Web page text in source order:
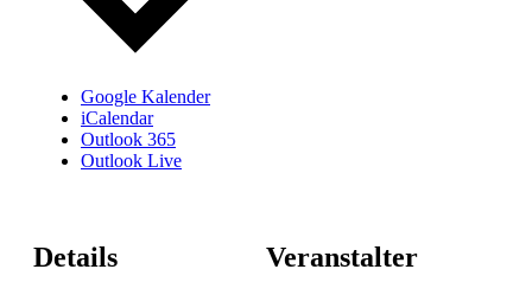
Google Kalender
iCalendar
Outlook 365
Outlook Live
Details Veranstalter